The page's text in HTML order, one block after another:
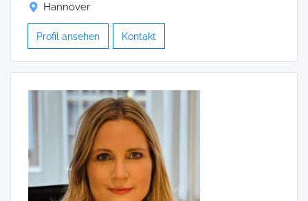
Hannover
Profil ansehen Kontakt